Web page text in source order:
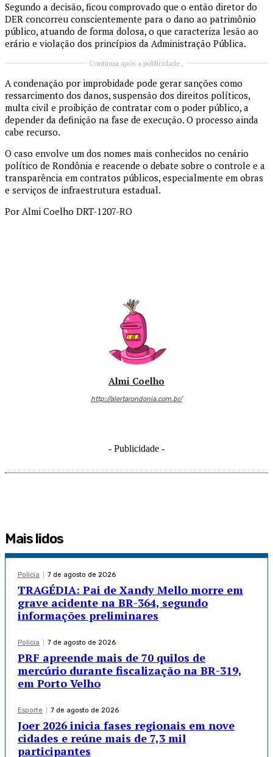
Segundo a decisão, ficou comprovado que o então diretor do
DER concorreu conscientemente para o dano ao patrimônio
público, atuando de forma dolosa, o que caracteriza lesão ao
erário e violação dos princípios da Administração Pública.
Continua após a publicidade..
A condenação por improbidade pode gerar sanções como
ressarcimento dos danos, suspensão dos direitos políticos,
multa civil e proibição de contratar com o poder público, a
depender da definição na fase de execução. O processo ainda
cabe recurso.
O caso envolve um dos nomes mais conhecidos no cenário
político de Rondônia e reacende o debate sobre o controle e a
transparência em contratos públicos, especialmente em obras
e serviços de infraestrutura estadual.
Por Almi Coelho DRT-1207-RO
Almi Coelho
http://alertarondonia.com.br/
- Publicidade -
Mais lidos
Policia 7 de agosto de 2026
TRAGÉDIA: Pai de Xandy Mello morre em
grave acidente na BR-364, segundo
informações preliminares
Policia 7 de agosto de 2026
PRF apreende mais de 70 quilos de
mercúrio durante fiscalização na BR-319,
em Porto Velho
Esporte 7 de agosto de 2026
Joer 2026 inicia fases regionais em nove
cidades e reúne mais de 7,3 mil
participantes